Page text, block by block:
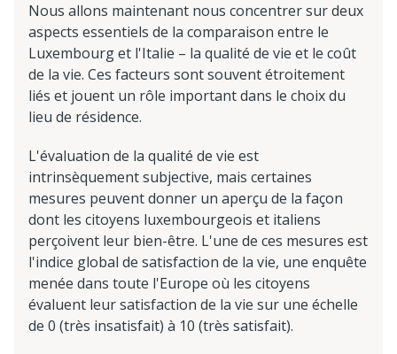
Nous allons maintenant nous concentrer sur deux
aspects essentiels de la comparaison entre le
Luxembourg et l'Italie – la qualité de vie et le coût
de la vie. Ces facteurs sont souvent étroitement
liés et jouent un rôle important dans le choix du
lieu de résidence.
L'évaluation de la qualité de vie est
intrinsèquement subjective, mais certaines
mesures peuvent donner un aperçu de la façon
dont les citoyens luxembourgeois et italiens
perçoivent leur bien-être. L'une de ces mesures est
l'indice global de satisfaction de la vie, une enquête
menée dans toute l'Europe où les citoyens
évaluent leur satisfaction de la vie sur une échelle
de 0 (très insatisfait) à 10 (très satisfait).